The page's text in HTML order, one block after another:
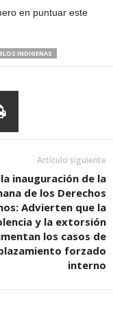
en puntuar este
INDIGENAS
Artículo siguiente
la inauguración de la
de los Derechos
Advierten que la
y la extorsión
los casos de
forzado
interno